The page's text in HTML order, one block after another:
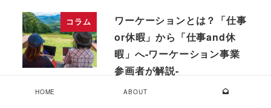
コラム
ワーケーションとは？「仕事
or休暇」から「仕事and休
暇」へ-ワーケーション事業
参画者が解説-
HOME ABOUT